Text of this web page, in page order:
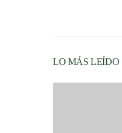
LO MÁS LEÍDO